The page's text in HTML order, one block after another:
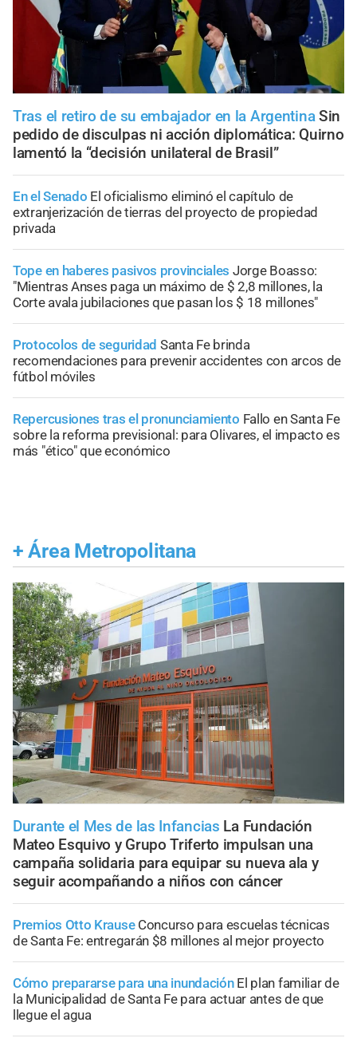
Tras el retiro de su embajador en la Argentina Sin
pedido de disculpas ni acción diplomática: Quirno
lamentó la “decisión unilateral de Brasil”
En el Senado El oficialismo eliminó el capítulo de
extranjerización de tierras del proyecto de propiedad
privada
Tope en haberes pasivos provinciales Jorge Boasso:
"Mientras Anses paga un máximo de $ 2,8 millones, la
Corte avala jubilaciones que pasan los $ 18 millones"
Protocolos de seguridad Santa Fe brinda
recomendaciones para prevenir accidentes con arcos de
fútbol móviles
Repercusiones tras el pronunciamiento Fallo en Santa Fe
sobre la reforma previsional: para Olivares, el impacto es
más "ético" que económico
+ Área Metropolitana
Durante el Mes de las Infancias La Fundación
Mateo Esquivo y Grupo Triferto impulsan una
campaña solidaria para equipar su nueva ala y
seguir acompañando a niños con cáncer
Premios Otto Krause Concurso para escuelas técnicas
de Santa Fe: entregarán $8 millones al mejor proyecto
Cómo prepararse para una inundación El plan familiar de
la Municipalidad de Santa Fe para actuar antes de que
llegue el agua